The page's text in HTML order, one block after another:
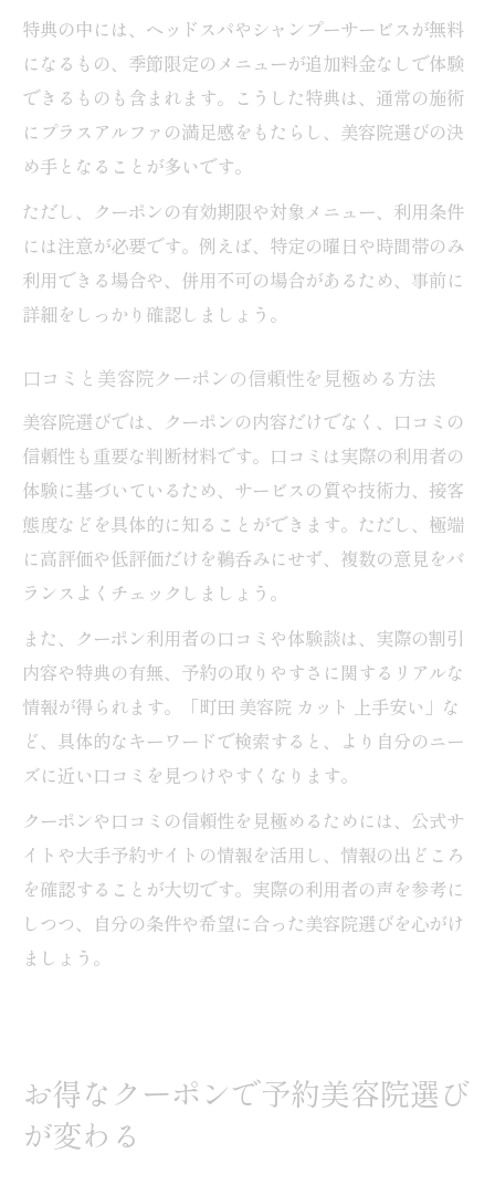
特典の中には、ヘッドスパやシャンプーサービスが無料
になるもの、季節限定のメニューが追加料金なしで体験
できるものも含まれます。こうした特典は、通常の施術
にプラスアルファの満足感をもたらし、美容院選びの決
め手となることが多いです。
ただし、クーポンの有効期限や対象メニュー、利用条件
には注意が必要です。例えば、特定の曜日や時間帯のみ
利用できる場合や、併用不可の場合があるため、事前に
詳細をしっかり確認しましょう。
口コミと美容院クーポンの信頼性を見極める方法
美容院選びでは、クーポンの内容だけでなく、口コミの
信頼性も重要な判断材料です。口コミは実際の利用者の
体験に基づいているため、サービスの質や技術力、接客
態度などを具体的に知ることができます。ただし、極端
に高評価や低評価だけを鵜呑みにせず、複数の意見をバ
ランスよくチェックしましょう。
また、クーポン利用者の口コミや体験談は、実際の割引
内容や特典の有無、予約の取りやすさに関するリアルな
情報が得られます。「町田 美容院 カット 上手安い」な
ど、具体的なキーワードで検索すると、より自分のニー
ズに近い口コミを見つけやすくなります。
クーポンや口コミの信頼性を見極めるためには、公式サ
イトや大手予約サイトの情報を活用し、情報の出どころ
を確認することが大切です。実際の利用者の声を参考に
しつつ、自分の条件や希望に合った美容院選びを心がけ
ましょう。
お得なクーポンで予約美容院選び
が変わる